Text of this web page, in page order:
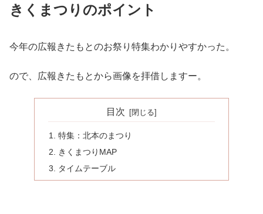
きくまつりのポイント
今年の広報きたもとのお祭り特集わかりやすかった。
ので、広報きたもとから画像を拝借しますー。
目次
特集：北本のまつり
きくまつりMAP
タイムテーブル